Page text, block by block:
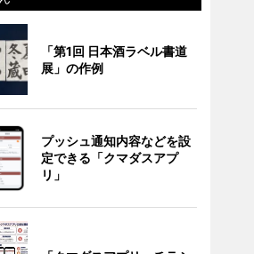
「第1回 日本酒ラベル書道
展」の作例
プッシュ通知内容などを設
定できる「クマダスアプ
リ」